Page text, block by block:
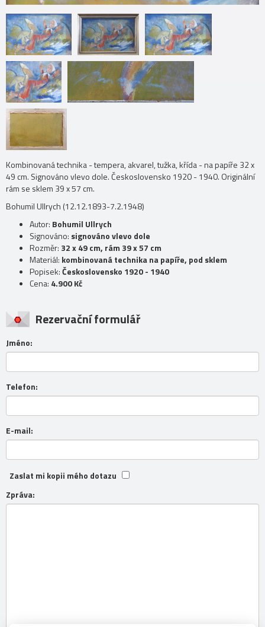
Kombinovaná technika - tempera, akvarel, tužka, křída - na papíře 32 x
49 cm. Signováno vlevo dole. Československo 1920 - 1940. Originální
rám se sklem 39 x 57 cm.
Bohumil Ullrych (12.12.1893-7.2.1948)
Autor: Bohumil Ullrych
Signováno: signováno vlevo dole
Rozměr: 32 x 49 cm, rám 39 x 57 cm
Materiál: kombinovaná technika na papíře, pod sklem
Popisek:Československo 1920 - 1940
Cena: 4.900 Kč
Rezervační formulář
Jméno:
Telefon:
E-mail:
Zaslat mi kopii mého dotazu
Zpráva: